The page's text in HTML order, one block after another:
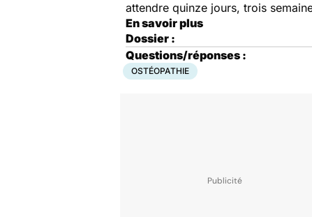
attendre quinze jours, trois
En savoir plus
Dossier :
Questions/réponses :
OSTÉOPATHIE